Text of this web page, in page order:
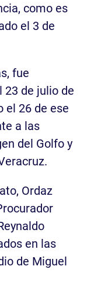
como es
el 3 de
fue
23 de julio de
el 26 de ese
a las
del Golfo y
Ordaz
en las
de Miguel